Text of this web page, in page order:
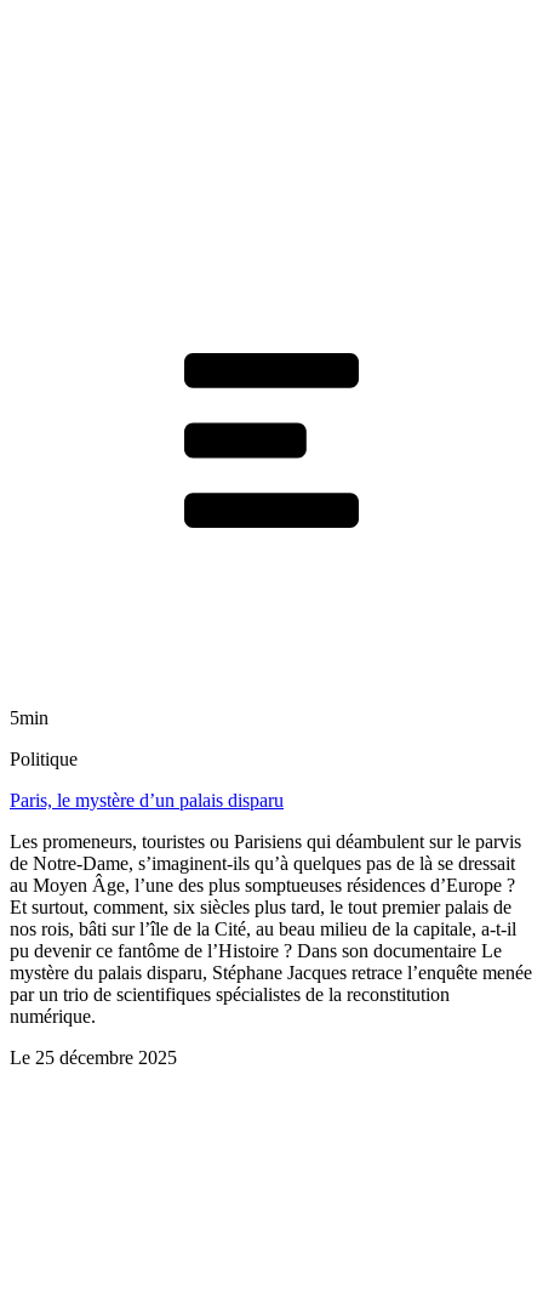
5min
Politique
Paris, le mystère d’un palais disparu
Les promeneurs, touristes ou Parisiens qui déambulent sur le parvis
de Notre-Dame, s’imaginent-ils qu’à quelques pas de là se dressait
au Moyen Âge, l’une des plus somptueuses résidences d’Europe ?
Et surtout, comment, six siècles plus tard, le tout premier palais de
nos rois, bâti sur l’île de la Cité, au beau milieu de la capitale, a-t-il
pu devenir ce fantôme de l’Histoire ? Dans son documentaire Le
mystère du palais disparu, Stéphane Jacques retrace l’enquête menée
par un trio de scientifiques spécialistes de la reconstitution
numérique.
Le 25 décembre 2025